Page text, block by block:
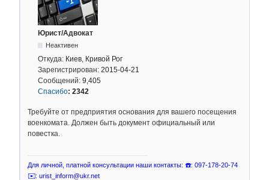
Юрист/Адвокат
Неактивен
Откуда: Киев, Кривой Рог
Зарегистрирован: 2015-04-21
Сообщений: 9,405
Спасибо: 2342
Требуйте от предприятия основания для вашего посещения
военкомата. Должен быть документ официальный или
повестка.
Для личной, платной консультации наши контакты: ☎️: 097-178-20-74
✉️: urist_inform@ukr.net